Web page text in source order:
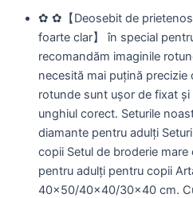
✿ ✿【Deosebit de
foarte clar】 în special
recomandăm imaginile
necesită mai puțină precizie
rotunde sunt ușor de fixat
unghiul corect. Seturile
diamante pentru adulți
copii Setul de broderie
pentru adulți pentru copii
40×50/40×40/30×40 cm.